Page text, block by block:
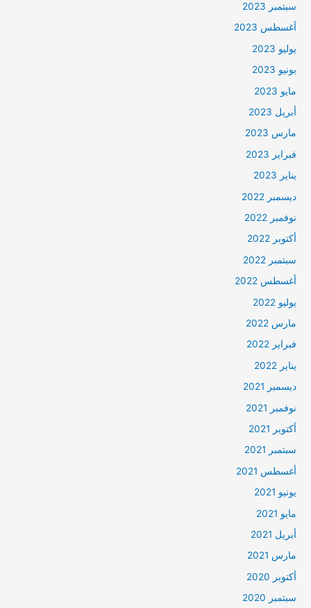
سبتمبر 2023
أغسطس 2023
يوليو 2023
يونيو 2023
مايو 2023
أبريل 2023
مارس 2023
فبراير 2023
يناير 2023
ديسمبر 2022
نوفمبر 2022
أكتوبر 2022
سبتمبر 2022
أغسطس 2022
يوليو 2022
مارس 2022
فبراير 2022
يناير 2022
ديسمبر 2021
نوفمبر 2021
أكتوبر 2021
سبتمبر 2021
أغسطس 2021
يونيو 2021
مايو 2021
أبريل 2021
مارس 2021
أكتوبر 2020
سبتمبر 2020